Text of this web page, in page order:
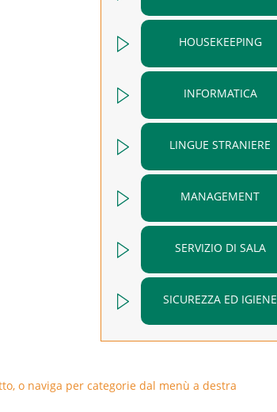
HOUSEKEEPING
INFORMATICA
LINGUE STRANIERE
MANAGEMENT
SERVIZIO DI SALA
SICUREZZA ED IGIENE
o naviga per categorie dal menù a destra